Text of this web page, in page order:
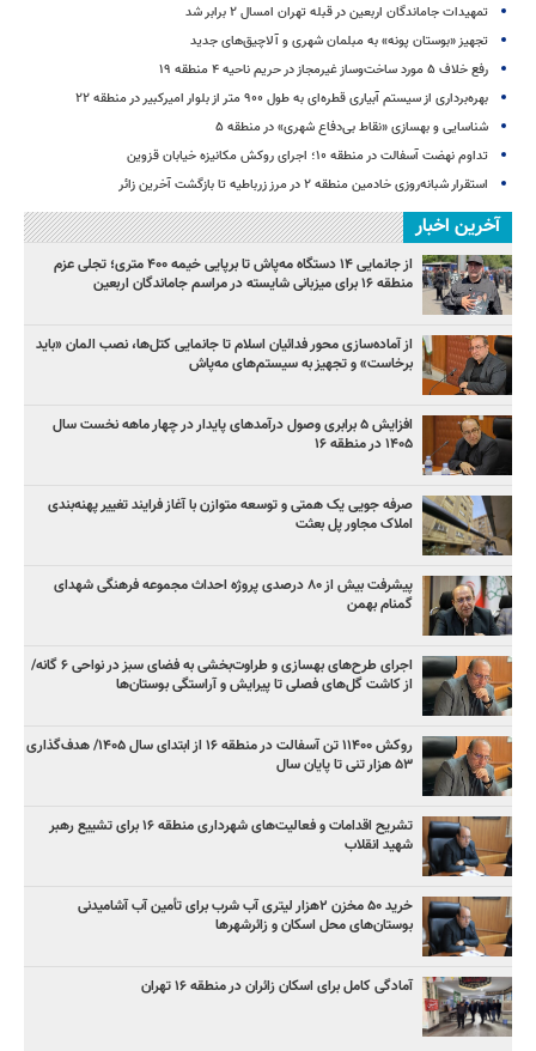
تمهیدات جاماندگان اربعین در قبله تهران امسال ۲ برابر شد
تجهیز «بوستان پونه» به مبلمان شهری و آلاچیق‌های جدید
رفع خلاف ۵ مورد ساخت‌وساز غیرمجاز در حریم ناحیه ۴ منطقه ۱۹
بهره‌برداری از سیستم آبیاری قطره‌ای به طول ۹۰۰ متر از بلوار امیرکبیر در منطقه ۲۲
شناسایی و بهسازی «نقاط بی‌دفاع شهری» در منطقه ۵
تداوم نهضت آسفالت در منطقه ۱۰؛ اجرای روکش مکانیزه خیابان قزوین
استقرار شبانه‌روزی خادمین منطقه ۲ در مرز زرباطیه تا بازگشت آخرین زائر
آخرین اخبار
از جانمایی ۱۴ دستگاه مه‌پاش تا برپایی خیمه ۴۰۰ متری؛ تجلی عزم
منطقه ۱۶ برای میزبانی شایسته در مراسم جاماندگان اربعین
از آماده‌سازی محور فدائیان اسلام تا جانمایی کتل‌ها، نصب المان «باید
برخاست» و تجهیز به سیستم‌های مه‌پاش
افزایش ۵ برابری وصول درآمدهای پایدار در چهار ماهه نخست سال
۱۴۰۵ در منطقه ۱۶
صرفه جویی یک همتی و توسعه متوازن با آغاز فرایند تغییر پهنه‌بندی
املاک مجاور پل بعثت
پیشرفت بیش از ۸۰ درصدی پروژه احداث مجموعه فرهنگی شهدای
گمنام بهمن
اجرای طرح‌های بهسازی و طراوت‌بخشی به فضای سبز در نواحی ۶ گانه/
از کاشت گل‌های فصلی تا پیرایش و آراستگی بوستان‌ها
روکش ۱۱۴۰۰ تن آسفالت در منطقه ۱۶ از ابتدای سال ۱۴۰۵/ هدف‌گذاری
۵۳ هزار تنی تا پایان سال
تشریح اقدامات و فعالیت‌های شهرداری منطقه ۱۶ برای تشییع رهبر
شهید انقلاب
خرید ۵۰ مخزن ۲هزار لیتری آب شرب برای تأمین آب آشامیدنی
بوستان‌های محل اسکان و زائرشهرها
آمادگی کامل برای اسکان زائران در منطقه ۱۶ تهران